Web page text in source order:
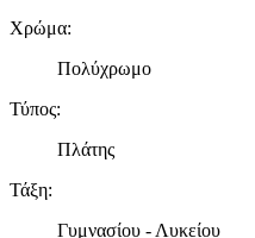
Χρώμα:
Πολύχρωμο
Τύπος:
Πλάτης
Τάξη:
Γυμνασίου - Λυκείου